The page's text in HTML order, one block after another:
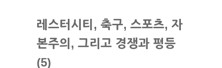
레스터시티, 축구, 스포츠, 자
본주의, 그리고 경쟁과 평등
(5)